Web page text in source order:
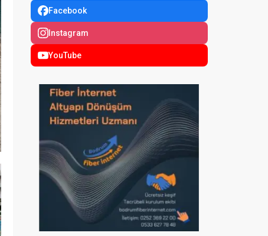
Facebook
Instagram
YouTube